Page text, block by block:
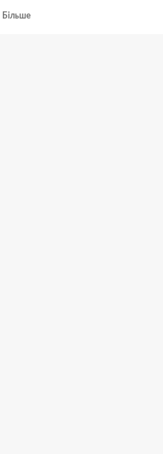
БільшеДокладніше